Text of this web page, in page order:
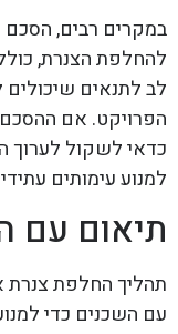
במקרים רבים, הסכם
להחלפת הצנרת,
לב לתנאים
הפרויקט. אם ההסכם
כדאי לשקול לערוך
למנוע עימותים
תיאום עם
תהליך החלפת
עם השכנים כדי